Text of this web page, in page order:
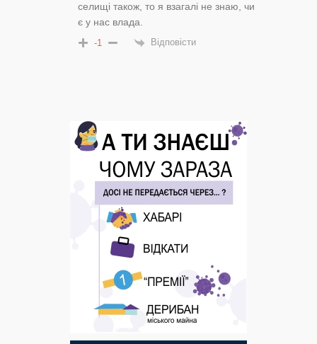
селищі також, то я взагалі не знаю, чи
є у нас влада.
-1 Відповісти